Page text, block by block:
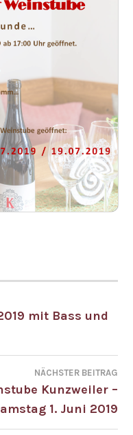
mit Bass und
NÄCHSTER BEITRAG
Kunzweiler –
1. Juni 2019